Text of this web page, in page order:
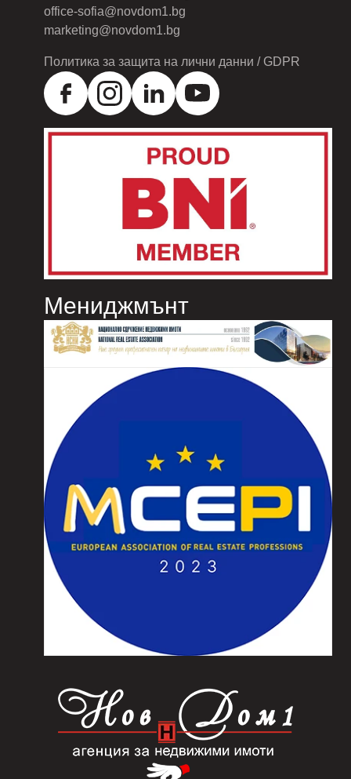
office-sofia@novdom1.bg
marketing@novdom1.bg
Политика за защита на лични данни / GDPR
Мениджмънт